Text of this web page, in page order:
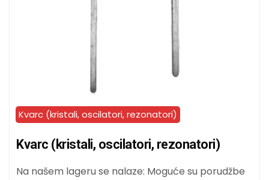
Kvarc (kristali, oscilatori, rezonatori)
Kvarc (kristali, oscilatori, rezonatori)
Na našem lageru se nalaze: Moguće su porudžbe